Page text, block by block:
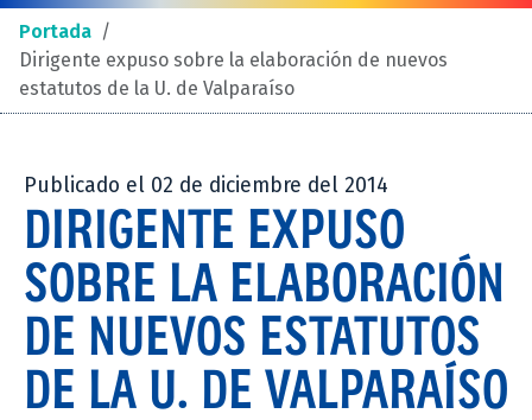
Portada /
Dirigente expuso sobre la elaboración de nuevos
estatutos de la U. de Valparaíso
Publicado el 02 de diciembre del 2014
DIRIGENTE EXPUSO
SOBRE LA ELABORACIÓN
DE NUEVOS ESTATUTOS
DE LA U. DE VALPARAÍSO